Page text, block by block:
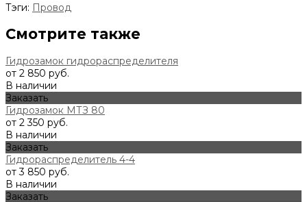
Тэги: Провод
Смотрите также
Гидрозамок гидрораспределителя
от 2 850 руб.
В наличии
Заказать
Гидрозамок МТЗ 80
от 2 350 руб.
В наличии
Заказать
Гидрораспределитель 4-4
от 3 850 руб.
В наличии
Заказать